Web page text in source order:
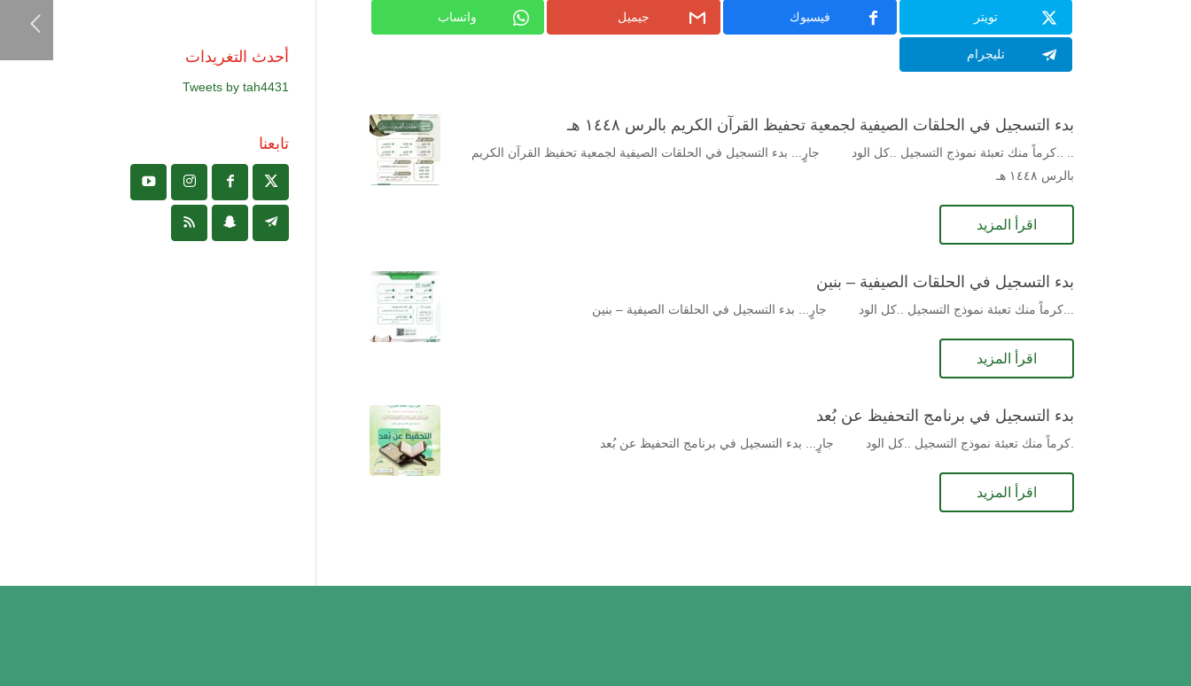
تويتر فيسبوك جيميل واتساب
تليجرام
بدء التسجيل في الحلقات الصيفية لجمعية تحفيظ القرآن الكريم بالرس ١٤٤٨ هـ
.. ..كرماً منك تعبئة نموذج التسجيل ..كل الود جارٍ... بدء التسجيل في الحلقات الصيفية لجمعية تحفيظ القرآن الكريم
بالرس ١٤٤٨ هـ
اقرأ المزيد
بدء التسجيل في الحلقات الصيفية – بنين
...كرماً منك تعبئة نموذج التسجيل ..كل الود جارٍ... بدء التسجيل في الحلقات الصيفية – بنين
اقرأ المزيد
بدء التسجيل في برنامج التحفيظ عن بُعد
.كرماً منك تعبئة نموذج التسجيل ..كل الود جارٍ... بدء التسجيل في برنامج التحفيظ عن بُعد
اقرأ المزيد
أحدث التغريدات
Tweets by tah4431
تابعنا